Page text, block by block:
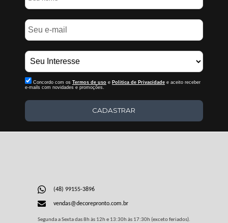
Concordo com os Termos de uso e Politica de Privacidadee aceito receber
e-mails com novidades e promoções.
CADASTRAR
(48) 99155-3896
vendas@decorepronto.com.br
Segunda a Sexta das 8h às 12h e 13:30h às 17:30h (exceto feriados).